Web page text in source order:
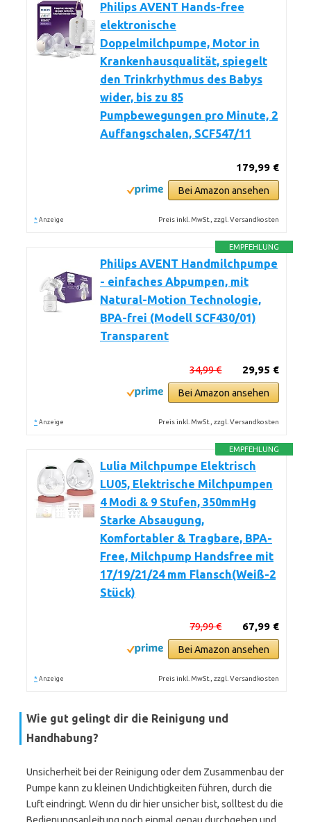
Philips AVENT Hands-free
elektronische
Doppelmilchpumpe, Motor in
Krankenhausqualität, spiegelt
den Trinkrhythmus des Babys
wider, bis zu 85
Pumpbewegungen pro Minute, 2
Auffangschalen, SCF547/11
179,99 €
Bei Amazon ansehen
* Anzeige Preis inkl. MwSt., zzgl. Versandkosten
EMPFEHLUNG
Philips AVENT Handmilchpumpe
- einfaches Abpumpen, mit
Natural-Motion Technologie,
BPA-frei (Modell SCF430/01)
Transparent
29,95 €
34,99 €
Bei Amazon ansehen
* Anzeige Preis inkl. MwSt., zzgl. Versandkosten
EMPFEHLUNG
Lulia Milchpumpe Elektrisch
LU05, Elektrische Milchpumpen
4 Modi & 9 Stufen, 350mmHg
Starke Absaugung,
Komfortabler & Tragbare, BPA-
Free, Milchpump Handsfree mit
17/19/21/24 mm Flansch(Weiß-2
Stück)
67,99 €
79,99 €
Bei Amazon ansehen
* Anzeige Preis inkl. MwSt., zzgl. Versandkosten
Wie gut gelingt dir die Reinigung und
Handhabung?
Unsicherheit bei der Reinigung oder dem Zusammenbau der
Pumpe kann zu kleinen Undichtigkeiten führen, durch die
Luft eindringt. Wenn du dir hier unsicher bist, solltest du die